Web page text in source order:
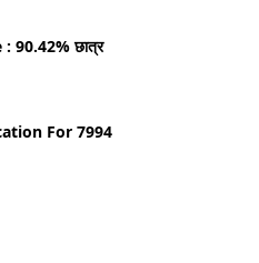
For 7994